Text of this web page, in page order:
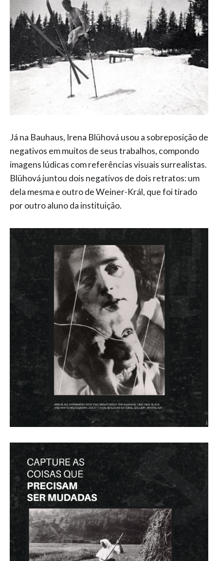
Já na Bauhaus, Irena Blühová usou a sobreposição de
negativos em muitos de seus trabalhos, compondo
imagens lúdicas com referências visuais surrealistas.
Blühová juntou dois negativos de dois retratos: um
dela mesma e outro de Weiner-Král, que foi tirado
por outro aluno da instituição.